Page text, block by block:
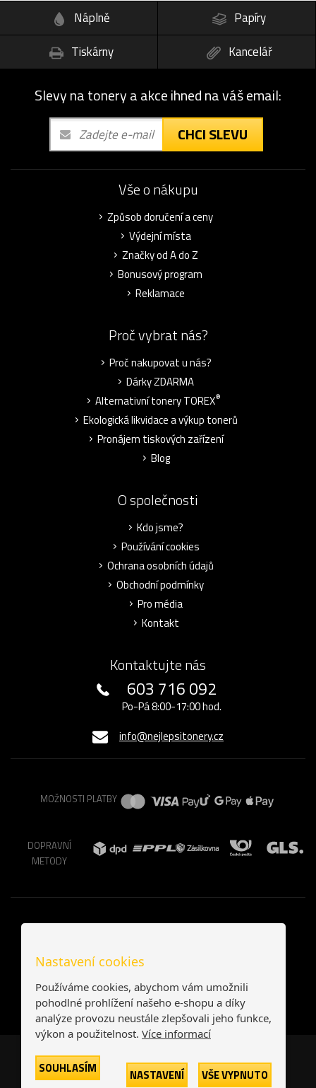
Náplně
Papíry
Tiskárny
Kancelář
Slevy na tonery a akce ihned na váš email:
CHCI SLEVU
Vše o nákupu
Způsob doručení a ceny
Výdejní místa
Značky od A do Z
Bonusový program
Reklamace
Proč vybrat nás?
Proč nakupovat u nás?
Dárky ZDARMA
Alternativní tonery TOREX®
Ekologická likvidace a výkup tonerů
Pronájem tiskových zařízení
Blog
O společnosti
Kdo jsme?
Používání cookies
Ochrana osobních údajů
Obchodní podmínky
Pro média
Kontakt
Kontaktujte nás
603 716 092
Po-Pá 8:00-17:00 hod.
info@nejlepsitonery.cz
MOŽNOSTI PLATBY
DOPRAVNÍ
METODY
Česká republika Slovensko
Nastavení cookies
Používáme cookies, abychom vám umožnili
pohodlné prohlížení našeho e-shopu a díky
analýze provozu neustále zlepšovali jeho funkce,
výkon a použitelnost. Více informací
SOUHLASÍM NASTAVENÍ VŠE VYPNUTO